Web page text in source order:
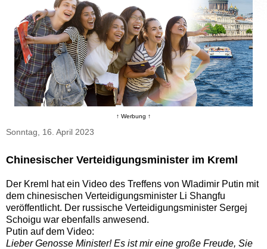
↑ Werbung ↑
Sonntag, 16. April 2023
Chinesischer Verteidigungsminister im Kreml
Der Kreml hat ein Video des Treffens von Wladimir Putin mit
dem chinesischen Verteidigungsminister Li Shangfu
veröffentlicht. Der russische Verteidigungsminister Sergej
Schoigu war ebenfalls anwesend.
Putin auf dem Video:
Lieber Genosse Minister! Es ist mir eine große Freude, Sie